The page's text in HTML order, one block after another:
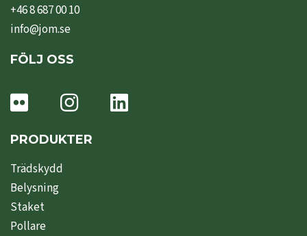
+46 8 687 00 10
info@jom.se
FÖLJ OSS
PRODUKTER
Trädskydd
Belysning
Staket
Pollare